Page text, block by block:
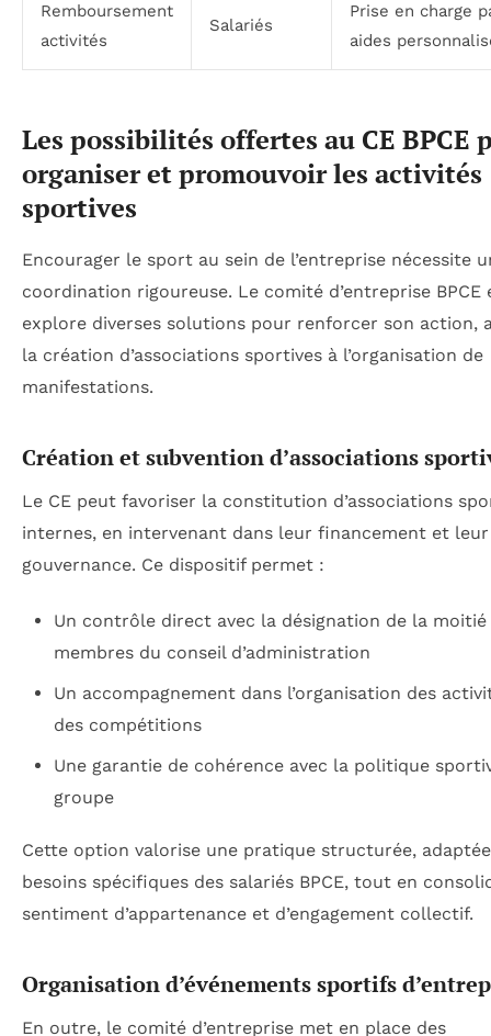
Remboursement
activités
Salariés
Prise en charge
aides
Les possibilités offertes au CE BPCE
organiser et promouvoir les activités
sportives
Encourager le sport au sein de l’entreprise nécessite
coordination rigoureuse. Le comité d’entreprise BPCE
explore diverses solutions pour renforcer son action,
la création d’associations sportives à l’organisation de
manifestations.
Création et subvention d’associations
Le CE peut favoriser la constitution d’associations
internes, en intervenant dans leur financement et leur
gouvernance. Ce dispositif permet :
Un contrôle direct avec la désignation de la moitié
membres du conseil d’administration
Un accompagnement dans l’organisation des
des compétitions
Une garantie de cohérence avec la politique
groupe
Cette option valorise une pratique structurée,
besoins spécifiques des salariés BPCE, tout en
sentiment d’appartenance et d’engagement collectif.
Organisation d’événements sportifs
En outre, le comité d’entreprise met en place des